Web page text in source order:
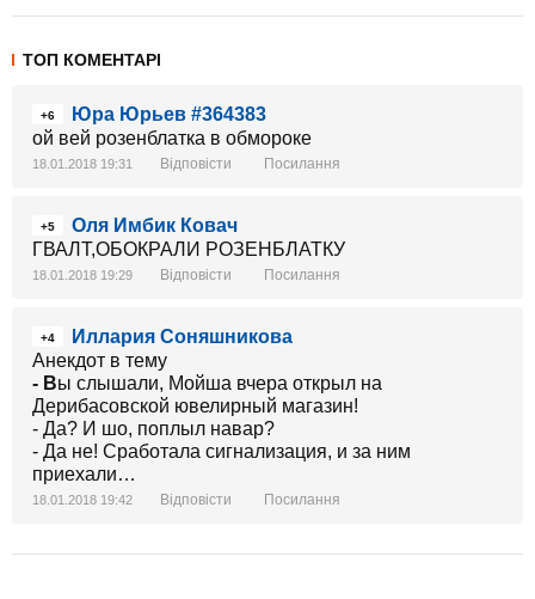
ТОП КОМЕНТАРІ
+6
Юра Юрьев #364383
ой вей розенблатка в обмороке
18.01.2018 19:31 Відповісти Посилання
+5
Оля Имбик Ковач
ГВАЛТ,ОБОКРАЛИ РОЗЕНБЛАТКУ
18.01.2018 19:29 Відповісти Посилання
+4
Иллария Соняшникова
Анекдот в тему
- Вы слышали, Мойша вчера открыл на
Дерибасовской ювелирный магазин!
- Да? И шо, поплыл навар?
- Да не! Сработала сигнализация, и за ним
приехали…
18.01.2018 19:42 Відповісти Посилання